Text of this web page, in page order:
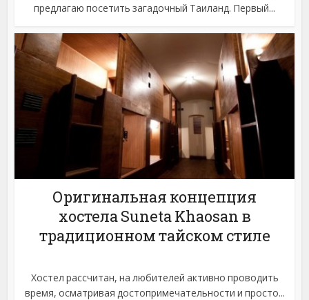
предлагаю посетить загадочный Таиланд. Первый...
Оригинальная концепция
хостела Suneta Khaosan в
традиционном тайском стиле
Хостел рассчитан, на любителей активно проводить
время, осматривая достопримечательности и просто...